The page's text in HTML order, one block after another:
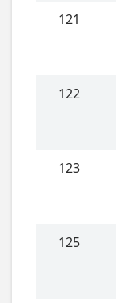
121
122
123
125